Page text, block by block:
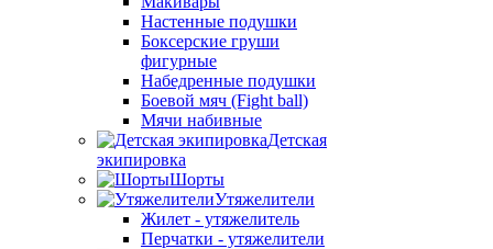
Настенные подушки
Боксерские груши
фигурные
Набедренные подушки
Боевой мяч (Fight ball)
Мячи набивные
Детская
экипировка
Шорты
Утяжелители
Жилет - утяжелитель
Перчатки - утяжелители